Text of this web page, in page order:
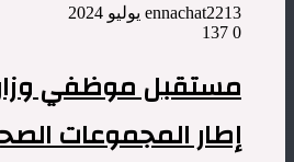
ennachat2213 يوليو 2024
0
مستقبل موظفي
إطار المجموعات